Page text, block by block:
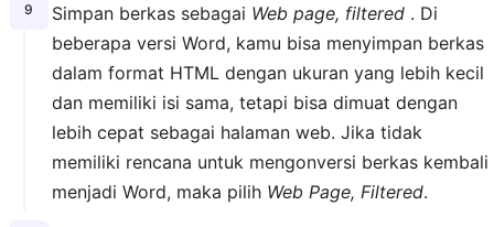
Simpan berkas sebagai Web page, filtered. Di
beberapa versi Word, kamu bisa menyimpan berkas
dalam format HTML dengan ukuran yang lebih kecil
dan memiliki isi sama, tetapi bisa dimuat dengan
lebih cepat sebagai halaman web. Jika tidak
memiliki rencana untuk mengonversi berkas kembali
menjadi Word, maka pilih Web Page, Filtered.